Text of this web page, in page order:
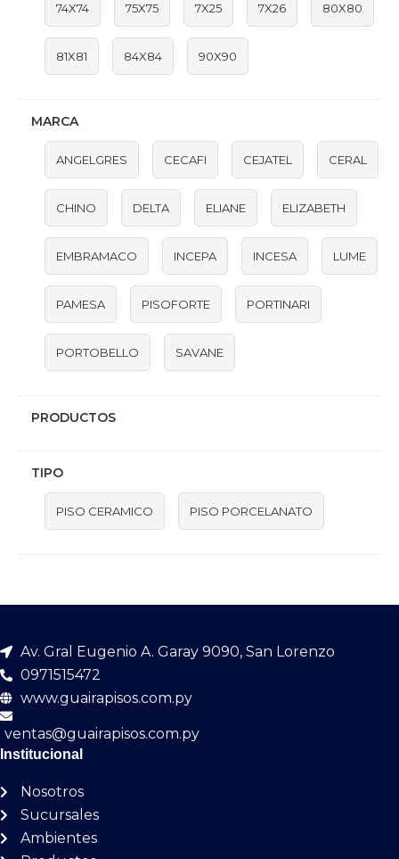
74X74 75X75 7X25 7X26 80X80
81X81 84X84 90X90
MARCA
ANGELGRES CECAFI CEJATEL CERAL
CHINO DELTA ELIANE ELIZABETH
EMBRAMACO INCEPA INCESA LUME
PAMESA PISOFORTE PORTINARI
PORTOBELLO SAVANE
PRODUCTOS
TIPO
PISO CERAMICO PISO PORCELANATO
Av. Gral Eugenio A. Garay 9090, San Lorenzo
0971515472
www.guairapisos.com.py
ventas@guairapisos.com.py
Institucional
Nosotros
Sucursales
Ambientes